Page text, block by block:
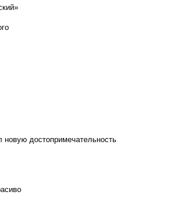
достопримечательность